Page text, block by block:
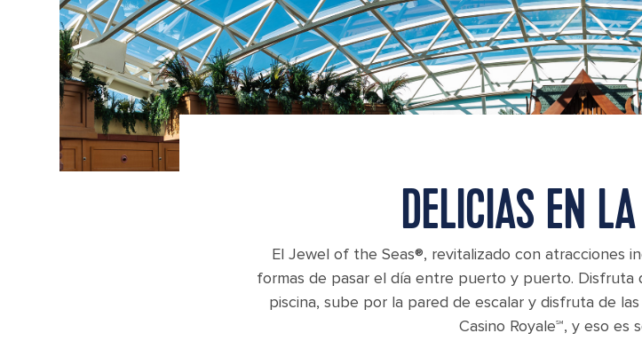
DELICIAS EN
El Jewel of the Seas®, revitalizado con atracciones
formas de pasar el día entre puerto y puerto. Disfruta
piscina, sube por la pared de escalar y disfruta de
Casino Royale℠, y eso es